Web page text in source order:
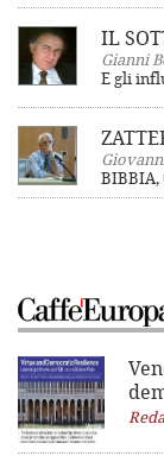
IL
Gianni
E gli
BIBBIA,